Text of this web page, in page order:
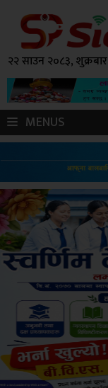
२२ साउन २०८३, शुक्रबार
MENUS